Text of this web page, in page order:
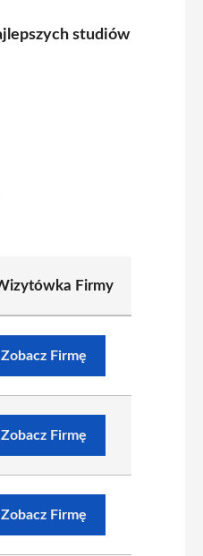
studiów
Firmy
Zobacz Firmę
Zobacz Firmę
Zobacz Firmę